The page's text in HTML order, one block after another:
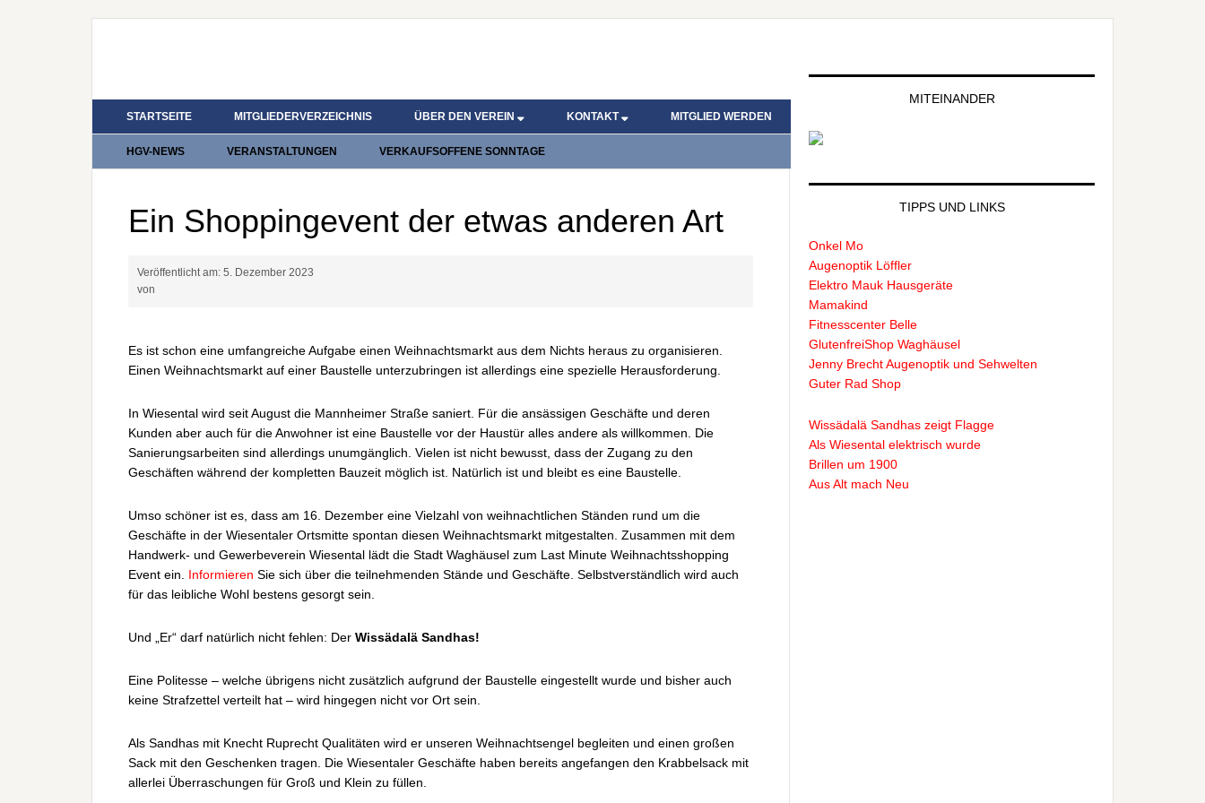
STARTSEITE MITGLIEDERVERZEICHNIS ÜBER DEN VEREIN KONTAKT MITGLIED WERDEN
HGV-NEWS VERANSTALTUNGEN VERKAUFSOFFENE SONNTAGE
Ein Shoppingevent der etwas anderen Art
Veröffentlicht am: 5. Dezember 2023
von
Es ist schon eine umfangreiche Aufgabe einen Weihnachtsmarkt aus dem Nichts heraus zu organisieren.
Einen Weihnachtsmarkt auf einer Baustelle unterzubringen ist allerdings eine spezielle Herausforderung.
In Wiesental wird seit August die Mannheimer Straße saniert. Für die ansässigen Geschäfte und deren
Kunden aber auch für die Anwohner ist eine Baustelle vor der Haustür alles andere als willkommen. Die
Sanierungsarbeiten sind allerdings unumgänglich. Vielen ist nicht bewusst, dass der Zugang zu den
Geschäften während der kompletten Bauzeit möglich ist. Natürlich ist und bleibt es eine Baustelle.
Umso schöner ist es, dass am 16. Dezember eine Vielzahl von weihnachtlichen Ständen rund um die
Geschäfte in der Wiesentaler Ortsmitte spontan diesen Weihnachtsmarkt mitgestalten. Zusammen mit dem
Handwerk- und Gewerbeverein Wiesental lädt die Stadt Waghäusel zum Last Minute Weihnachtsshopping
Event ein. Informieren Sie sich über die teilnehmenden Stände und Geschäfte. Selbstverständlich wird auch
für das leibliche Wohl bestens gesorgt sein.
Und „Er“ darf natürlich nicht fehlen: Der Wissädalä Sandhas!
Eine Politesse – welche übrigens nicht zusätzlich aufgrund der Baustelle eingestellt wurde und bisher auch
keine Strafzettel verteilt hat – wird hingegen nicht vor Ort sein.
Als Sandhas mit Knecht Ruprecht Qualitäten wird er unseren Weihnachtsengel begleiten und einen großen
Sack mit den Geschenken tragen. Die Wiesentaler Geschäfte haben bereits angefangen den Krabbelsack mit
allerlei Überraschungen für Groß und Klein zu füllen.
MITEINANDER
TIPPS UND LINKS
Onkel Mo
Augenoptik Löffler
Elektro Mauk Hausgeräte
Mamakind
Fitnesscenter Belle
GlutenfreiShop Waghäusel
Jenny Brecht Augenoptik und Sehwelten
Guter Rad Shop
Wissädalä Sandhas zeigt Flagge
Als Wiesental elektrisch wurde
Brillen um 1900
Aus Alt mach Neu